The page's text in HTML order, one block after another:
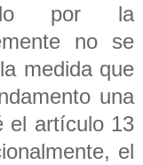
por la
no se
medida que
una
el artículo 13
el